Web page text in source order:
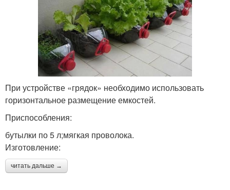
При устройстве «грядок» необходимо использовать
горизонтальное размещение емкостей.
Приспособления:
бутылки по 5 л;мягкая проволока.
Изготовление:
читать дальше →